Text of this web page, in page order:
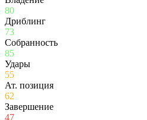
80
Дриблинг
73
Собранность
85
Удары
55
Ат. позиция
62
Завершение
47